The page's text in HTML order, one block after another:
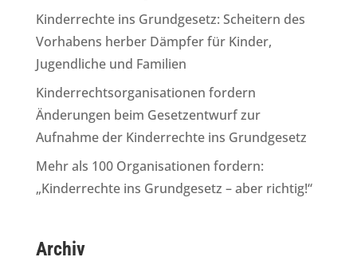
Kinderrechte ins Grundgesetz: Scheitern des
Vorhabens herber Dämpfer für Kinder,
Jugendliche und Familien
Kinderrechtsorganisationen fordern
Änderungen beim Gesetzentwurf zur
Aufnahme der Kinderrechte ins Grundgesetz
Mehr als 100 Organisationen fordern:
„Kinderrechte ins Grundgesetz – aber richtig!“
Archiv